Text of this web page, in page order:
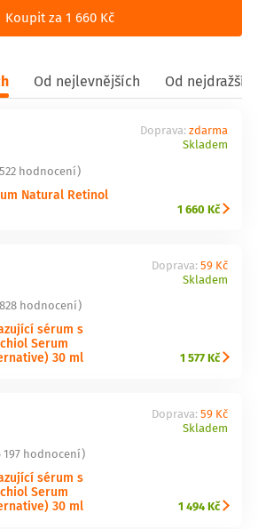
Koupit za 1 660 Kč
Od nejlevnějších Od
hodnocení)
Natural Retinol
Doprava: zdarma
Skladem
1 660 Kč
hodnocení)
sérum s
Serum
30 ml
Doprava: 59 Kč
Skladem
1 577 Kč
197 hodnocení)
sérum s
Serum
30 ml
Doprava: 59 Kč
Skladem
1 494 Kč